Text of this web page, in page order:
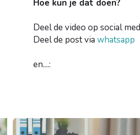
Hoe kun je dat doen?
Deel de video op social
Deel de post via whatsapp
en....: